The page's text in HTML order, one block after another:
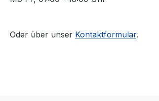
Oder über unser Kontaktformular.